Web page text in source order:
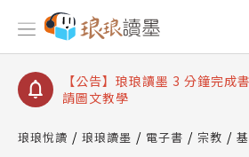
【公告】琅琅讀墨數位閱讀資
【公告】琅琅讀墨書櫃開通常
【公告】琅琅讀墨 3 分鐘完成
請圖文教學
查詢
琅琅悅讀 琅琅讀墨 電子書 宗教